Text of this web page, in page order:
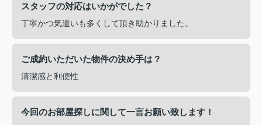
スタッフの対応はいかがでした？
丁寧かつ気遣いも多くして頂き助かりました。
ご成約いただいた物件の決め手は？
清潔感と利便性
今回のお部屋探しに関して一言お願い致します！